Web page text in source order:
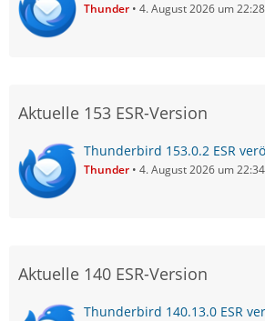
Thunder 4. August 2026 um 22:28
Aktuelle 153 ESR-Version
Thunderbird 153.0.2 ESR
Thunder 4. August 2026 um 22:34
Aktuelle 140 ESR-Version
Thunderbird 140.13.0 ESR